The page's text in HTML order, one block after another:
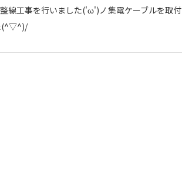
線工事を行いました('ω')ノ集電ケーブルを取付
(^▽^)/